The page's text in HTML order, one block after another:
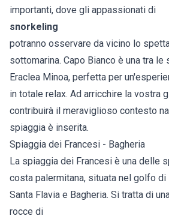
importanti, dove gli appassionati di
snorkeling
potranno osservare da vicino lo
sottomarina. Capo Bianco è una tra
Eraclea Minoa, perfetta per
in totale relax. Ad arricchire la vostra
contribuirà il meraviglioso contesto
spiaggia è inserita.
Spiaggia dei Francesi - Bagheria
La spiaggia dei Francesi è una delle
costa palermitana, situata nel golfo di
Santa Flavia e Bagheria. Si tratta di
rocce di